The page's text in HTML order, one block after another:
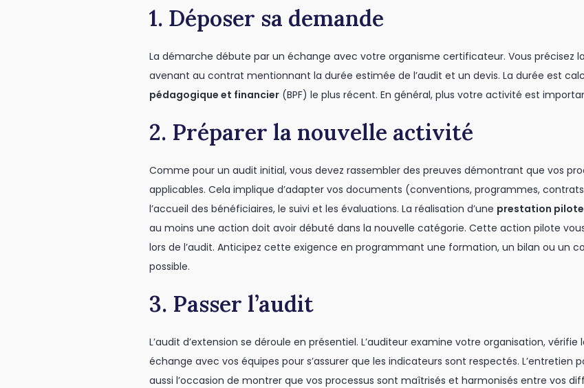
1. Déposer sa demande
La démarche débute par un échange avec votre organisme certificateur. Vous précisez
avenant au contrat mentionnant la durée estimée de l’audit et un devis. La durée est
pédagogique et financier (BPF) le plus récent. En général, plus votre activité est
2. Préparer la nouvelle activité
Comme pour un audit initial, vous devez rassembler des preuves démontrant que vos
applicables. Cela implique d’adapter vos documents (conventions, programmes,
l’accueil des bénéficiaires, le suivi et les évaluations. La réalisation d’une prestation pilote
au moins une action doit avoir débuté dans la nouvelle catégorie. Cette action pilote
lors de l’audit. Anticipez cette exigence en programmant une formation, un bilan ou un
possible.
3. Passer l’audit
L’audit d’extension se déroule en présentiel. L’auditeur examine votre organisation,
échange avec vos équipes pour s’assurer que les indicateurs sont respectés. L’entretien
aussi l’occasion de montrer que vos processus sont maîtrisés et harmonisés entre vos